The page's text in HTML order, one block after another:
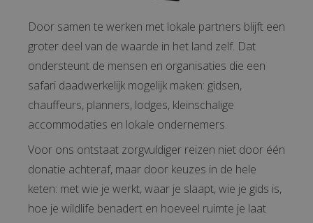
Door samen te werken met lokale partners blijft een
groter deel van de waarde in het land zelf. Dat
ondersteunt de mensen en organisaties die een
safari daadwerkelijk mogelijk maken: gidsen,
chauffeurs, planners, lodges, kleinschalige
accommodaties en lokale ondernemers.
Voor ons ontstaat zorgvuldiger reizen niet door één
donatie achteraf, maar door keuzes in de hele
keten: met wie je werkt, waar je slaapt, wie je gids is,
hoe je wildlife benadert en hoeveel ruimte je laat